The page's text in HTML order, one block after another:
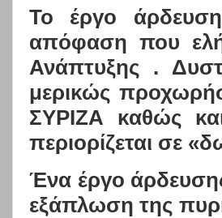
To έργο
απόφαση που
Ανάπτυξης .
μερικώς
ΣΥΡΙΖΑ καθώς
περιορίζεται σε
Ένα έργο
εξάπλωση της